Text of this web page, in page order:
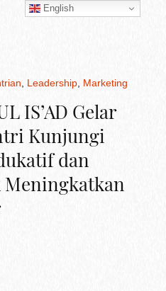
Leadership Marketing
IS’AD Gelar
Kunjungi
dan
English